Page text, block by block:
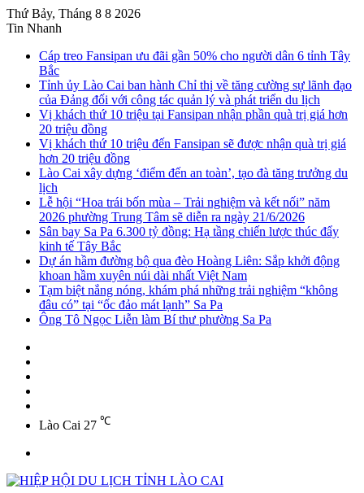
Thứ Bảy, Tháng 8 8 2026
Tin Nhanh
Cáp treo Fansipan ưu đãi gần 50% cho người dân 6 tỉnh Tây
Bắc
Tỉnh ủy Lào Cai ban hành Chỉ thị về tăng cường sự lãnh đạo
của Đảng đối với công tác quản lý và phát triển du lịch
Vị khách thứ 10 triệu tại Fansipan nhận phần quà trị giá hơn
20 triệu đồng
Vị khách thứ 10 triệu đến Fansipan sẽ được nhận quà trị giá
hơn 20 triệu đồng
Lào Cai xây dựng ‘điểm đến an toàn’, tạo đà tăng trưởng du
lịch
Lễ hội “Hoa trái bốn mùa – Trải nghiệm và kết nối” năm
2026 phường Trung Tâm sẽ diễn ra ngày 21/6/2026
Sân bay Sa Pa 6.300 tỷ đồng: Hạ tầng chiến lược thúc đẩy
kinh tế Tây Bắc
Dự án hầm đường bộ qua đèo Hoàng Liên: Sắp khởi động
khoan hầm xuyên núi dài nhất Việt Nam
Tạm biệt nắng nóng, khám phá những trải nghiệm “không
đâu có” tại “ốc đảo mát lạnh” Sa Pa
Ông Tô Ngọc Liễn làm Bí thư phường Sa Pa
Lào Cai 27 ℃